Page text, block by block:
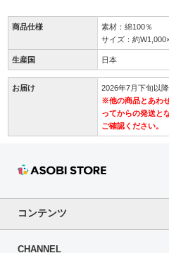
商品仕様
素材：綿100％
サイズ：約
生産国 日本
お届け
2026年7月下旬以
※他の商品とあわ
ってからの発送と
ご確認ください。
コンテンツ
CHANNEL